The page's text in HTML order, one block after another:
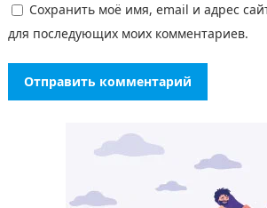
Сохранить моё имя, email и адрес
для последующих моих комментариев.